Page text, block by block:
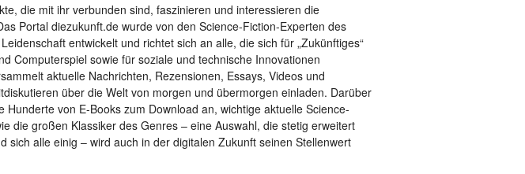
die mit ihr verbunden sind, faszinieren und interessieren die
Portal diezukunft.de wurde von den Science-Fiction-Experten des
entwickelt und richtet sich an alle, die sich für „Zukünftiges“
Computerspiel sowie für soziale und technische Innovationen
aktuelle Nachrichten, Rezensionen, Essays, Videos und
über die Welt von morgen und übermorgen einladen. Darüber
Hunderte von E-Books zum Download an, wichtige aktuelle Science-
die großen Klassiker des Genres – eine Auswahl, die stetig erweitert
sich alle einig – wird auch in der digitalen Zukunft seinen Stellenwert